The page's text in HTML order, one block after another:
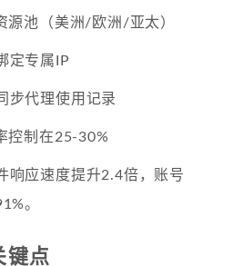
源池（美洲/欧洲/亚太）
定专属IP
步代理使用记录
控制在25-30%
响应速度提升2.4倍，账号
。
键点